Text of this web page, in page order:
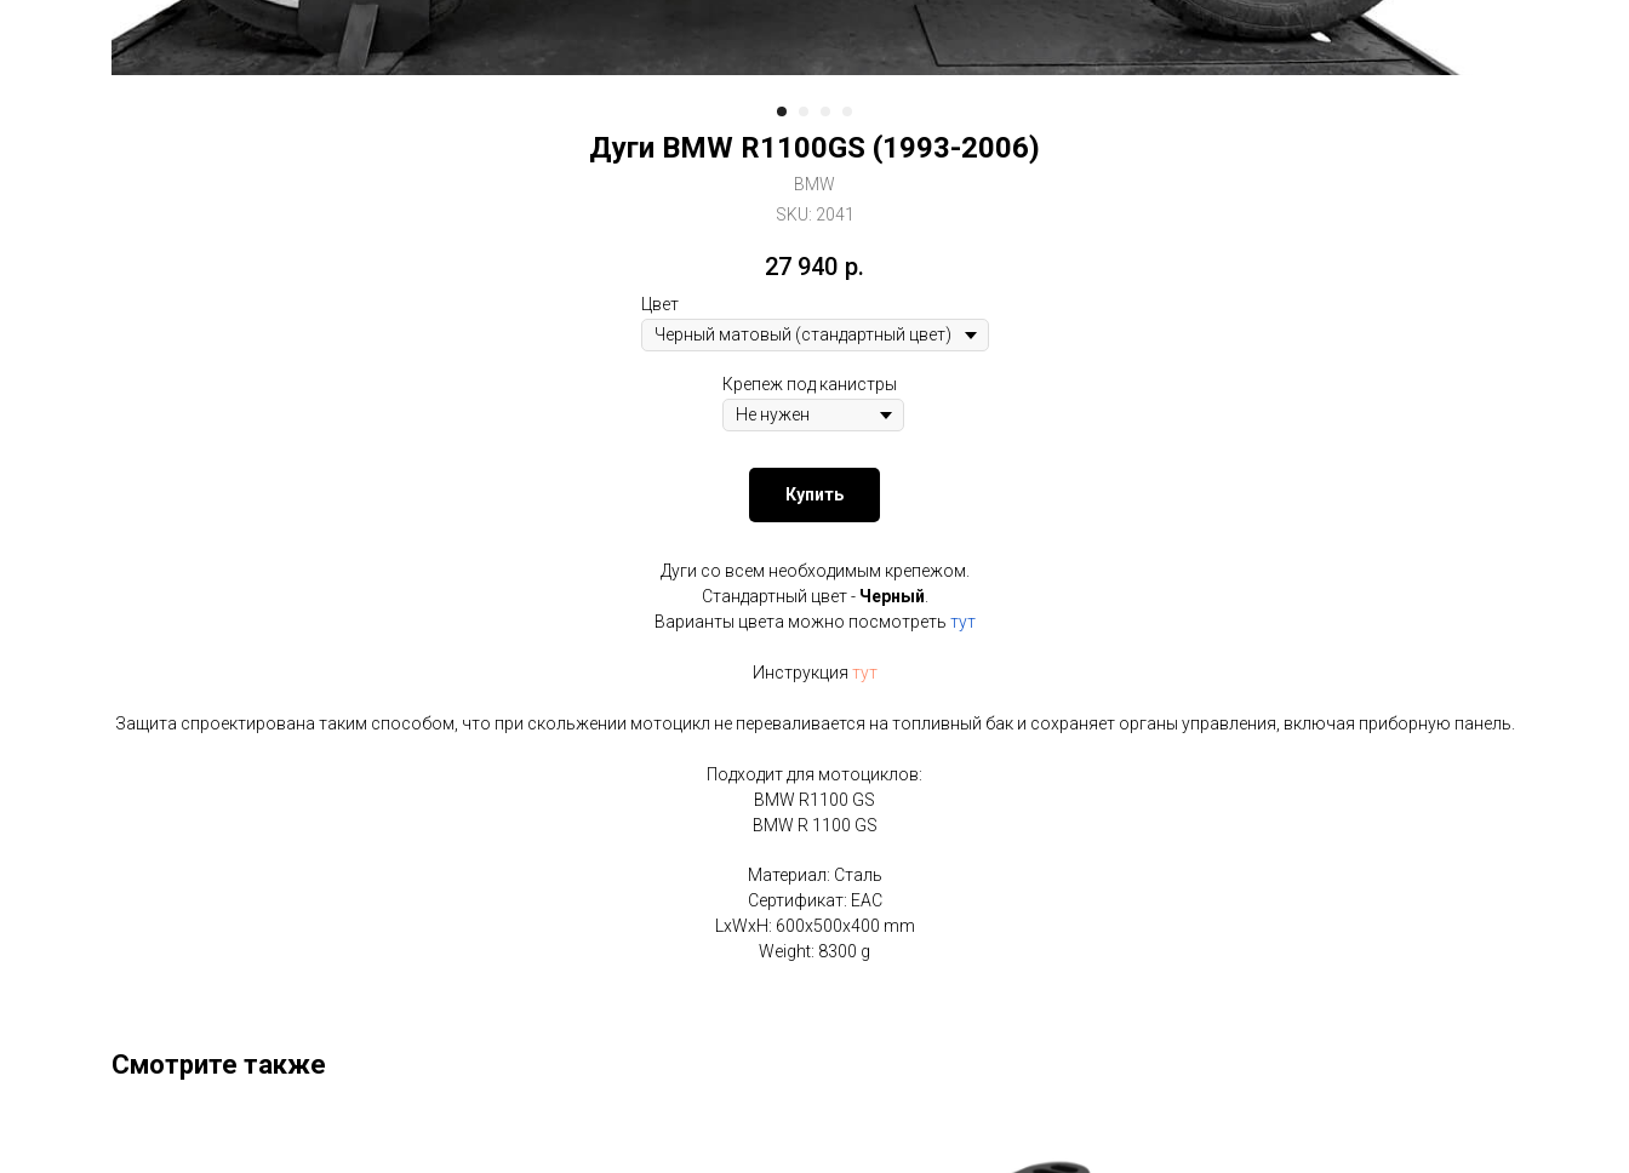
Дуги BMW R1100GS (1993-2006)
BMW
SKU: 2041
27 940 р.
Цвет
Крепеж под канистры
Купить
Дуги со всем необходимым крепежом.
Стандартный цвет - Черный
Варианты цвета можно посмотреть тут
Инструкция тут
Защита спроектирована таким способом, что при скольжении мотоцикл не переваливается на топливный бак и сохраняет органы управления, включая приборную панель.
Подходит для мотоциклов:
BMW R1100 GS
BMW R 1100 GS
Материал: Сталь
Сертификат: EAC
LxWxH: 600x500x400 mm
Weight: 8300 g
Смотрите также